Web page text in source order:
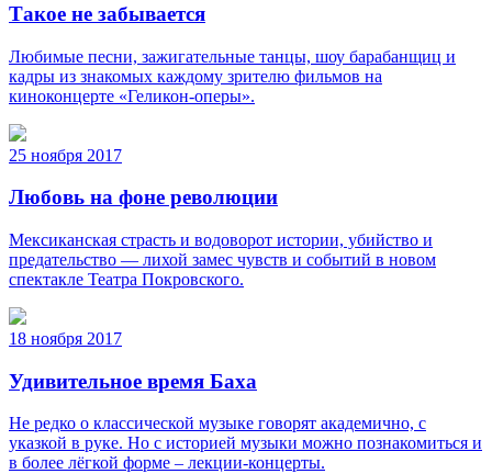
Такое не забывается
Любимые песни, зажигательные танцы, шоу барабанщиц и
кадры из знакомых каждому зрителю фильмов на
киноконцерте «Геликон-оперы».
25 ноября 2017
Любовь на фоне революции
Мексиканская страсть и водоворот истории, убийство и
предательство — лихой замес чувств и событий в новом
спектакле Театра Покровского.
18 ноября 2017
Удивительное время Баха
Не редко о классической музыке говорят академично, с
указкой в руке. Но с историей музыки можно познакомиться и
в более лёгкой форме – лекции-концерты.